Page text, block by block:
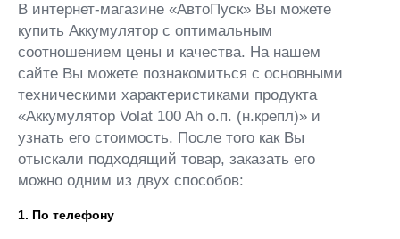
В интернет-магазине «АвтоПуск» Вы можете
купить Аккумулятор с оптимальным
соотношением цены и качества. На нашем
сайте Вы можете познакомиться с основными
техническими характеристиками продукта
«Аккумулятор Volat 100 Ah о.п. (н.крепл)» и
узнать его стоимость. После того как Вы
отыскали подходящий товар, заказать его
можно одним из двух способов:
1. По телефону